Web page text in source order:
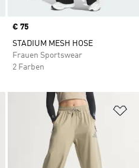
Price
€ 75
STADIUM MESH HOSE
Frauen Sportswear
2 Farben
Zur Wunschliste hinzufügen